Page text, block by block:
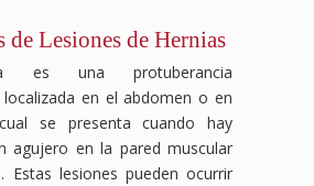
de Lesiones de Hernias
es una protuberancia
en el abdomen o en
se presenta cuando hay
agujero en la pared muscular
Estas lesiones pueden ocurrir